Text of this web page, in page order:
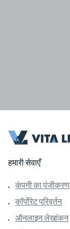
हमारी सेवाएँ
कंपनी का पंजीकरण
कॉर्पोरेट परिवर्तन
ऑनलाइन लेखांकन